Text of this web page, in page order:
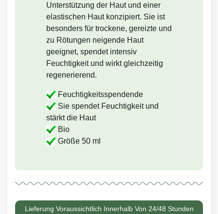
Unterstützung der Haut und einer
elastischen Haut konzipiert. Sie ist
besonders für trockene, gereizte und
zu Rötungen neigende Haut
geeignet, spendet intensiv
Feuchtigkeit und wirkt gleichzeitig
regenerierend.
Feuchtigkeitsspendende
Sie spendet Feuchtigkeit und
stärkt die Haut
Bio
Größe 50 ml
Lieferung Voraussichtlich Innerhalb Von 24/48 Stunden